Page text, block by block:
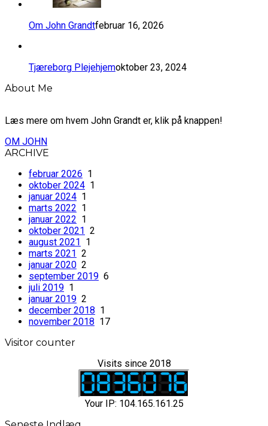
Om John Grandtfebruar 16, 2026
Tjæreborg Plejehjemoktober 23, 2024
About Me
Læs mere om hvem John Grandt er, klik på knappen!
OM JOHN
ARCHIVE
februar 2026 1
oktober 2024 1
januar 2024 1
marts 2022 1
januar 2022 1
oktober 2021 2
august 2021 1
marts 2021 2
januar 2020 2
september 2019 6
juli 2019 1
januar 2019 2
december 2018 1
november 2018 17
Visitor counter
Visits since 2018
Your IP: 104.165.161.25